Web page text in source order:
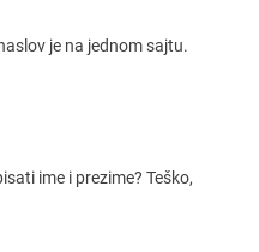
je na jednom sajtu.
ime i prezime? Teško,